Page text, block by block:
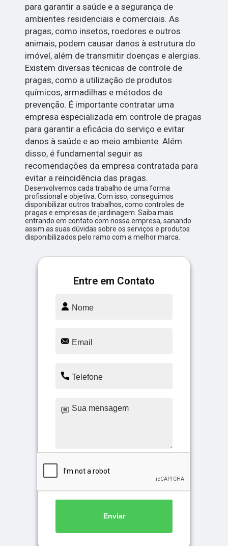
para garantir a saúde e a segurança de
ambientes residenciais e comerciais. As
pragas, como insetos, roedores e outros
animais, podem causar danos à estrutura do
imóvel, além de transmitir doenças e alergias.
Existem diversas técnicas de controle de
pragas, como a utilização de produtos
químicos, armadilhas e métodos de
prevenção. É importante contratar uma
empresa especializada em controle de pragas
para garantir a eficácia do serviço e evitar
danos à saúde e ao meio ambiente. Além
disso, é fundamental seguir as
recomendações da empresa contratada para
evitar a reincidência das pragas.
Desenvolvemos cada trabalho de uma forma
profissional e objetiva. Com isso, conseguimos
disponibilizar outros trabalhos, como controles de
pragas e empresas de jardinagem. Saiba mais
entrando em contato com nossa empresa, sanando
assim as suas dúvidas sobre os serviços e produtos
disponibilizados pelo ramo com a melhor marca.
Entre em Contato
Enviar